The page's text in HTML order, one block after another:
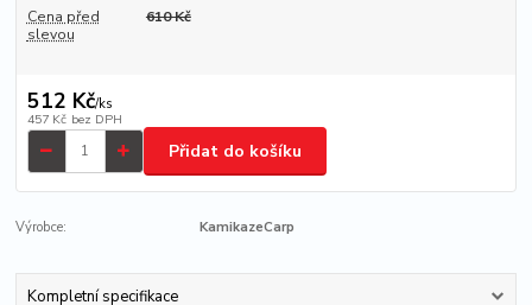
Cena před
slevou
610 Kč
512 Kč/ks
457 Kč bez DPH
Přidat do košíku
Výrobce: KamikazeCarp
Kompletní specifikace